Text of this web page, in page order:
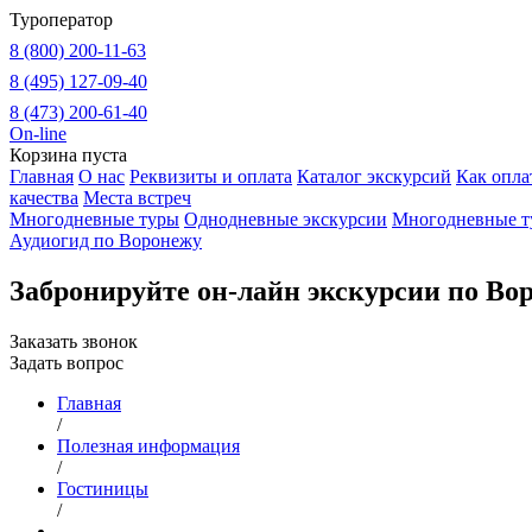
Туроператор
8 (800) 200-11-63
8 (495) 127-09-40
8 (473) 200-61-40
On-line
Корзина пуста
Главная О нас Реквизиты и оплата Каталог экскурсий Как
качества Места встреч
Многодневные туры Однодневные экскурсии Многодневные
Аудиогид по Воронежу
Забронируйте он-лайн экскурсии по
Заказать звонок
Задать вопрос
Главная
/
Полезная информация
/
Гостиницы
/